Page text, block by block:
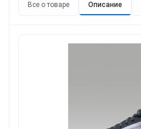
Все о товаре Описание